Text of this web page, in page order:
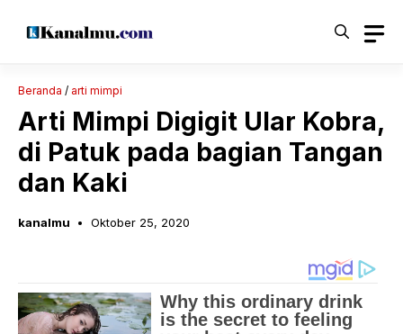
Beranda / arti mimpi
Arti Mimpi Digigit Ular Kobra,
di Patuk pada bagian Tangan
dan Kaki
kanalmu Oktober 25, 2020